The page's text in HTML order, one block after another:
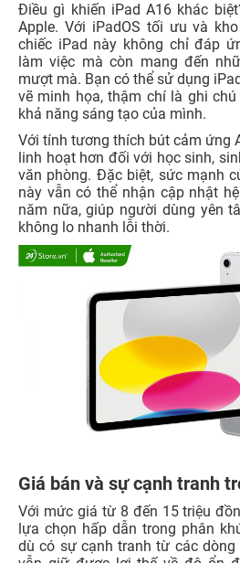
Điều gì khiến iPad A16 khác
Apple. Với iPadOS tối ưu và
chiếc iPad này không chỉ đáp
làm việc mà còn mang đến
mượt mà. Bạn có thể sử dụng
vẽ minh họa, thậm chí là ghi
khả năng sáng tạo của mình.
Với tính tương thích bút cảm ứng
linh hoạt hơn đối với học sinh,
văn phòng. Đặc biệt, sức mạnh
này vẫn có thể nhận cập nhật
năm nữa, giúp người dùng yên
không lo nhanh lỗi thời.
Giá bán và sự cạnh tranh
Với mức giá từ 8 đến 15 triệu
lựa chọn hấp dẫn trong phân
dù có sự cạnh tranh từ các dòng